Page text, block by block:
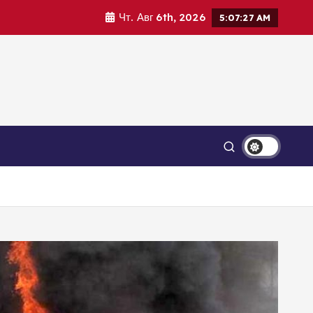
Чт. Авг 6th, 2026 5:07:29 AM